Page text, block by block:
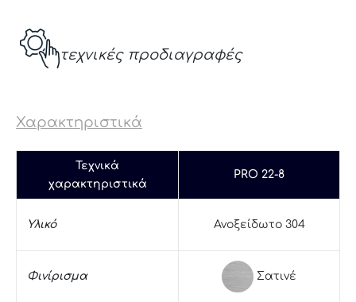
τεχνικές προδιαγραφές
Χαρακτηριστικά
Τεχνικά
χαρακτηριστικά
PRO 22-8
Υλικό Ανοξείδωτο 304
Φινίρισμα Σατινέ